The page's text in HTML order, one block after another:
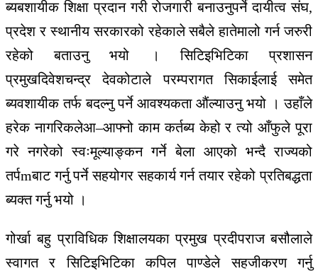
ब्यबशायीक शिक्षा प्रदान गरी रोजगारी बनाउनुपर्ने दायीत्व संघ,
प्रदेश र स्थानीय सरकारको रहेकाले सबैले हातेमालो गर्न जरुरी
रहेको
बताउनु भयो । सिटिइभिटिका
प्रशासन
प्रमुखदिवेशचन्द्र देवकोटाले परम्परागत सिकाईलाई
समेत
ब्यवशायीक तर्फ बदल्नु पर्ने आवश्यकता औंल्याउनु भयो । उहाँले
हरेक नागरिकलेआ–आफ्नो काम कर्तब्य केहो र त्यो आँफुले पूरा
गरे नगरेको स्वःमूल्याङ्कन गर्ने बेला आएको भन्दै राज्यको
तर्पmबाट गर्नु पर्ने सहयोगर सहकार्य गर्न तयार रहेको प्रतिबद्धता
ब्यक्त गर्नु भयो ।
गोर्खा बहु प्राविधिक शिक्षालयका प्रमुख प्रदीपराज बसौलाले
स्वागत
र सिटिइभिटिका कपिल पाण्डेले सहजीकरण
गर्नु